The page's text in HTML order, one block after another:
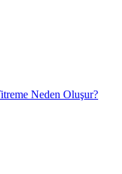
Neden Oluşur?